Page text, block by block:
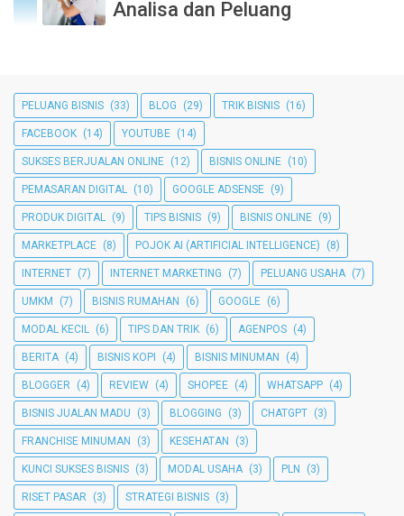
Analisa dan Peluang
PELUANG BISNIS (33) BLOG (29) TRIK BISNIS (16)
FACEBOOK (14) YOUTUBE (14)
SUKSES BERJUALAN ONLINE (12) BISNIS ONLINE (10)
PEMASARAN DIGITAL (10) GOOGLE ADSENSE (9)
PRODUK DIGITAL (9) TIPS BISNIS (9) BISNIS ONLINE (9)
MARKETPLACE (8) POJOK AI (ARTIFICIAL INTELLIGENCE) (8)
INTERNET (7) INTERNET MARKETING (7) PELUANG USAHA (7)
UMKM (7) BISNIS RUMAHAN (6) GOOGLE (6)
MODAL KECIL (6) TIPS DAN TRIK (6) AGENPOS (4)
BERITA (4) BISNIS KOPI (4) BISNIS MINUMAN (4)
BLOGGER (4) REVIEW (4) SHOPEE (4) WHATSAPP (4)
BISNIS JUALAN MADU (3) BLOGGING (3) CHATGPT (3)
FRANCHISE MINUMAN (3) KESEHATAN (3)
KUNCI SUKSES BISNIS (3) MODAL USAHA (3) PLN (3)
RISET PASAR (3) STRATEGI BISNIS (3)